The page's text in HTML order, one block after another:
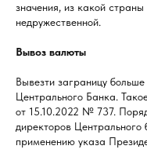
значения, из какой
недружественной.
Вывоз валюты
Вывезти заграницу
Центрального Банка.
от 15.10.2022 № 737.
директоров
применению указа